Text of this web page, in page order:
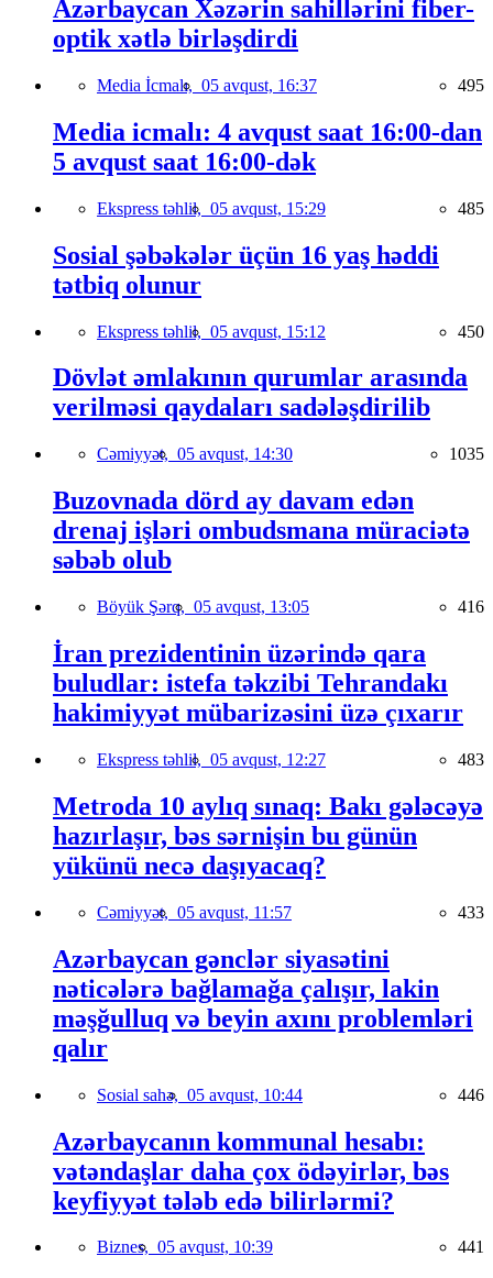
Azərbaycan Xəzərin sahillərini fiber-
optik xətlə birləşdirdi
Media İcmalı, 05 avqust, 16:37 495
Media icmalı: 4 avqust saat 16:00-dan
5 avqust saat 16:00-dək
Ekspress təhlil, 05 avqust, 15:29 485
Sosial şəbəkələr üçün 16 yaş həddi
tətbiq olunur
Ekspress təhlil, 05 avqust, 15:12 450
Dövlət əmlakının qurumlar arasında
verilməsi qaydaları sadələşdirilib
Cəmiyyət, 05 avqust, 14:30 1035
Buzovnada dörd ay davam edən
drenaj işləri ombudsmana müraciətə
səbəb olub
Böyük Şərq, 05 avqust, 13:05 416
İran prezidentinin üzərində qara
buludlar: istefa təkzibi Tehrandakı
hakimiyyət mübarizəsini üzə çıxarır
Ekspress təhlil, 05 avqust, 12:27 483
Metroda 10 aylıq sınaq: Bakı gələcəyə
hazırlaşır, bəs sərnişin bu günün
yükünü necə daşıyacaq?
Cəmiyyət, 05 avqust, 11:57 433
Azərbaycan gənclər siyasətini
nəticələrə bağlamağa çalışır, lakin
məşğulluq və beyin axını problemləri
qalır
Sosial sahə, 05 avqust, 10:44 446
Azərbaycanın kommunal hesabı:
vətəndaşlar daha çox ödəyirlər, bəs
keyfiyyət tələb edə bilirlərmi?
Biznes, 05 avqust, 10:39 441